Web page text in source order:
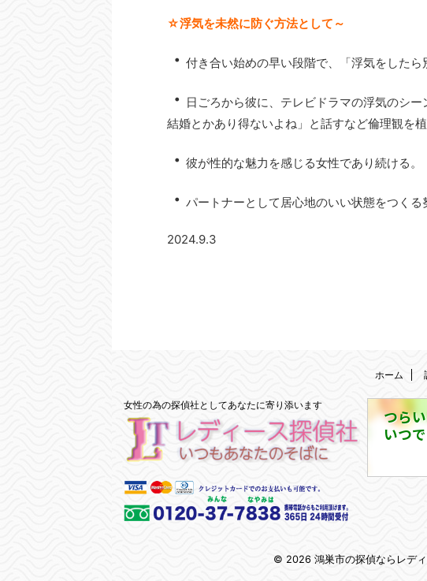
☆浮気を未然に防ぐ方法として～
・ 付き合い始めの早い段階で、「浮気をしたら
・ 日ごろから彼に、テレビドラマの浮気のシ
結婚とかあり得ないよね」と話すなど倫理観を植
・ 彼が性的な魅力を感じる女性であり続ける。
・ パートナーとして居心地のいい状態をつくる
2024.9.3
ホーム
つらい
いつ
女性の為の探偵社としてあなたに寄り添います
© 2026 鴻巣市の探偵ならレデ